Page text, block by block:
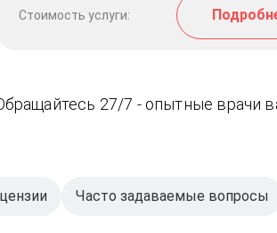
Стоимость услуги:
27/7 - опытные врачи
Часто задаваемые вопросы